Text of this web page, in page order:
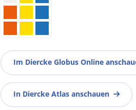
Im Diercke Globus Online
In Diercke Atlas anschauen